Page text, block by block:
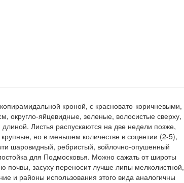
кроной, с красновато-коричневыми,
яйцевидные, зеленые, волосистые сверху,
Листья распускаются на две недели позже,
но в меньшем количестве в соцветии (2-5),
шаровидный, ребристый, войлочно-опушенный
для Подмосковья. Можно сажать от широты
почвы, засуху переносит лучше липы мелколистной,
и районы использования этого вида аналогичны